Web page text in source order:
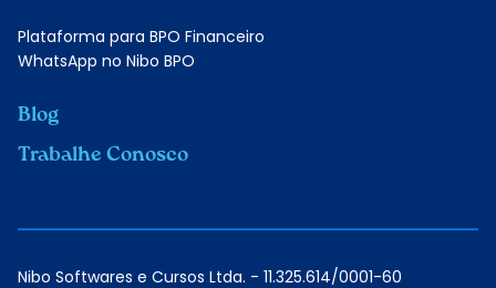
Plataforma para BPO Financeiro
WhatsApp no Nibo BPO
Blog
Trabalhe Conosco
Nibo Softwares e Cursos Ltda. - 11.325.614/0001-60